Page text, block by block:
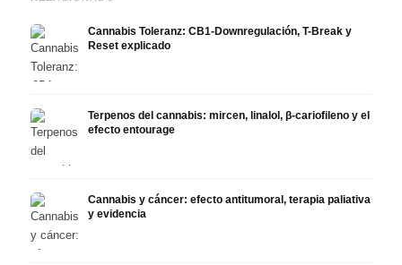
Cannabis Toleranz: CB1-Downregulación, T-Break y
Reset explicado
Terpenos del cannabis: mircen, linalol, β-cariofileno y el
efecto entourage
Cannabis y cáncer: efecto antitumoral, terapia paliativa
y evidencia